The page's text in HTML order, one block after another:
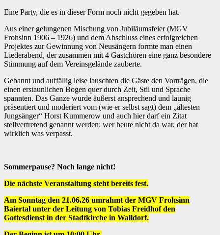
Eine Party, die es in dieser Form noch nicht gegeben hat.
Aus einer gelungenen Mischung von Jubiläumsfeier (MGV
Frohsinn 1906 – 1926) und dem Abschluss eines erfolgreichen
Projektes zur Gewinnung von Neusängern formte man einen
Liederabend, der zusammen mit 4 Gastchören eine ganz besondere
Stimmung auf dem Vereinsgelände zauberte.
Gebannt und auffällig leise lauschten die Gäste den Vorträgen, die
einen erstaunlichen Bogen quer durch Zeit, Stil und Sprache
spannten. Das Ganze wurde äußerst ansprechend und launig
präsentiert und moderiert vom (wie er selbst sagt) dem „ältesten
Jungsänger“ Horst Kummerow und auch hier darf ein Zitat
stellvertretend genannt werden: wer heute nicht da war, der hat
wirklich was verpasst.
Sommerpause? Noch lange nicht!
Die nächste Veranstaltung steht bereits fest.
Am Sonntag den 21.06.26 umrahmt der MGV Frohsinn
Baiertal unter der Leitung von Tobias Freidhof den
Gottesdienst in der Stadtkirche in Walldorf.